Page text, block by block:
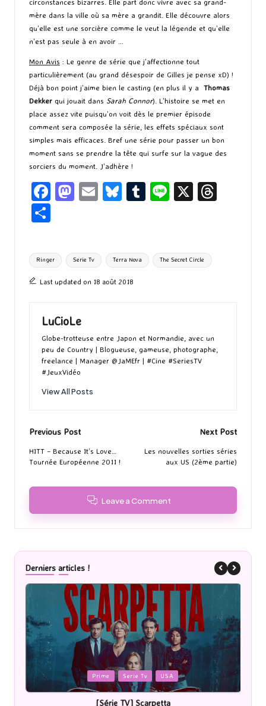
circonstances bizarres. Elle part donc vivre avec sa grand-
mère dans la ville où sa mère a grandit. Elle découvre alors
qu’elle est une sorcière comme le veut la légende et qu’elle
n’est pas seule à en avoir …
Mon Avis : Le genre de série que j’affectionne tout
particulièrement (au grand désespoir de Gilles je pense xD) !
Déjà bon point j’aime bien le casting (en plus il y a Thomas
Dekker qui jouait dans Sarah Connor). L’histoire se met en
place assez vite puisqu’on voit dès le premier épisode
comment sera composée la série, les effets spéciaux sont
simples mais efficaces. Bref une série pour passer un bon
moment sans se prendre la tête qui surfe sur la vague des
sorciers du moment. J’adhère !
Fa
o
o
k
M
d
o
n
E
l
Bl
ky
T
bl
r
Li X
ta
g
er
Tags:
Ringer Serie Tv Terra Nova The Secret Circle
Last updated on 18 août 2018
LuCioLe
Globe-trotteuse entre Japon et Normandie, avec un
peu de Country | Blogueuse, gameuse, photographe,
freelance | Manager @JaMEfr | #Cine #SeriesTV
#JeuxVidéo
View All Posts
Post
navigation
Previous Post
HITT – Because It’s Love…
Tournée Européenne 2011 !
Next Post
Les nouvelles sorties séries
aux US (2ème partie)
Leave a Comment
Derniers articles !
Serie Tv USA
Posted
in